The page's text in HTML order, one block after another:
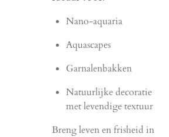
Nano-aquaria
Aquascapes
Garnalenbakken
Natuurlijke decoratie
met levendige textuur
Breng leven en frisheid in